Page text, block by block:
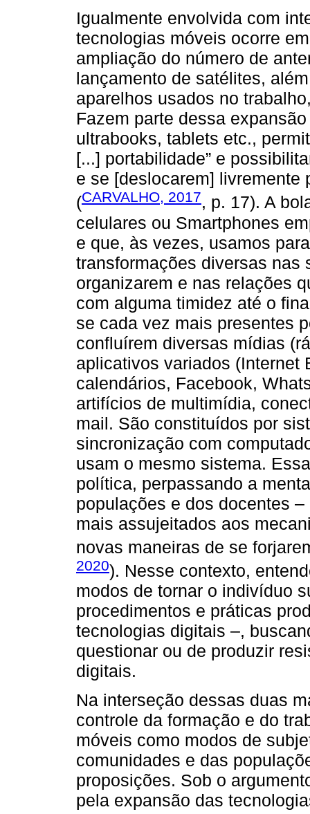
Igualmente envolvida com
tecnologias móveis ocorre
ampliação do número de
lançamento de satélites,
aparelhos usados no
Fazem parte dessa
ultrabooks, tablets etc.,
[...] portabilidade” e
e se [deslocarem] livremente
(CARVALHO, 2017, p. 17). A
celulares ou Smartphones
e que, às vezes, usamos
transformações diversas nas
organizarem e nas relações
com alguma timidez até o
se cada vez mais presentes
confluírem diversas mídias
aplicativos variados (Internet
calendários, Facebook,
artifícios de multimídia,
mail. São constituídos por
sincronização com
usam o mesmo sistema.
política, perpassando a
populações e dos docentes
mais assujeitados aos
novas maneiras de se
2020). Nesse contexto,
modos de tornar o indivíduo
procedimentos e práticas
tecnologias digitais –,
questionar ou de produzir
digitais.
Na interseção dessas duas
controle da formação e do
móveis como modos de
comunidades e das
proposições. Sob o
pela expansão das